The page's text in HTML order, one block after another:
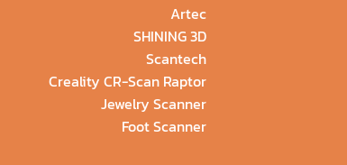
Artec
SHINING 3D
Scantech
Creality CR-Scan Raptor
Jewelry Scanner
Foot Scanner